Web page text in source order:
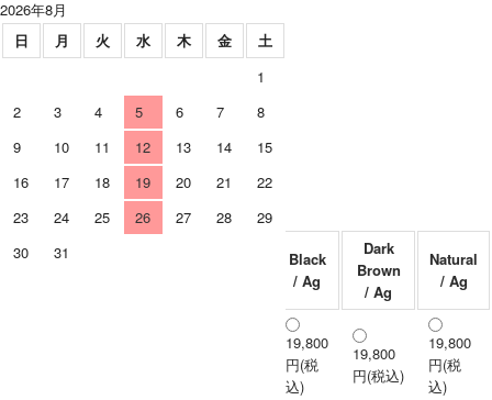
Black
/ Ag
Dark
Brown
/ Ag
Natural
/ Ag
19,800
円(税
込)
19,800
円(税込)
19,800
円(税
込)
2026年8月
日
月 火 水 木 金
土
1
2
3 4 5 6 7
8
9
10 11 12 13 14
15
16
17 18 19 20 21
22
23
24 25 26 27 28
29
30
31